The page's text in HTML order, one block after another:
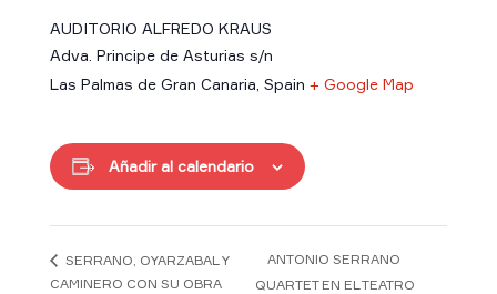
Añadir al calendario
AUDITORIO ALFREDO KRAUS
Adva. Principe de Asturias s/n
Las Palmas de Gran Canaria Spain + Google Map
SERRANO, OYARZABAL Y
CAMINERO CON SU OBRA
ANTONIO SERRANO
QUARTET EN EL TEATRO